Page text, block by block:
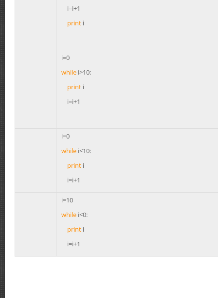
i=i+1
print i
i=0
while i>10:
print i
i=i+1
i=0
while i<10:
print i
i=i+1
i=10
while i<0:
print i
i=i+1